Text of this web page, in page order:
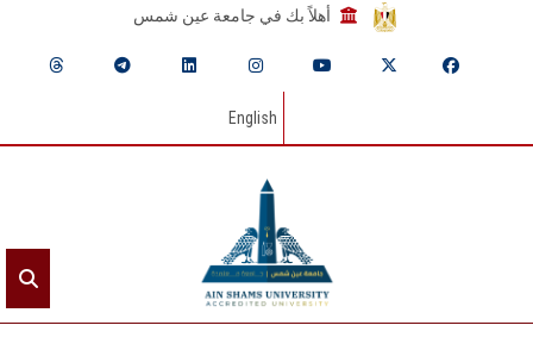
أهلاً بك في جامعة عين شمس
English